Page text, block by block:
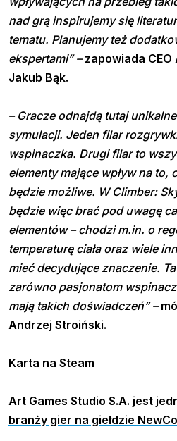
nad grą inspirujemy się
tematu. Planujemy też
ekspertami” –zapowiada CEO
Jakub Bąk.
– Gracze odnajdą tutaj
symulacji. Jeden filar
wspinaczka. Drugi filar to
elementy mające wpływ na
będzie możliwe. W Climber:
będzie więc brać pod uwagę
elementów – chodzi m.in. o
temperaturę ciała oraz wiele
mieć decydujące znaczenie.
zarówno pasjonatom
mają takich doświadczeń” –
Andrzej Stroiński.
Karta na Steam
Art Games Studio S.A. jest
branży gier na giełdzie